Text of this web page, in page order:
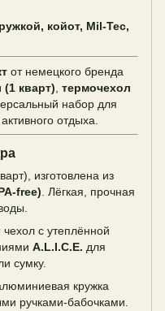
койот, Mil-Tec,
от немецкого бренда
(1 кварт) термочехол
набор для
отдыха.
изготовлена из
free) . Лёгкая, прочная
с утеплённой
A.L.I.C.E. для
сумку.
кружка
ручками-бабочками.